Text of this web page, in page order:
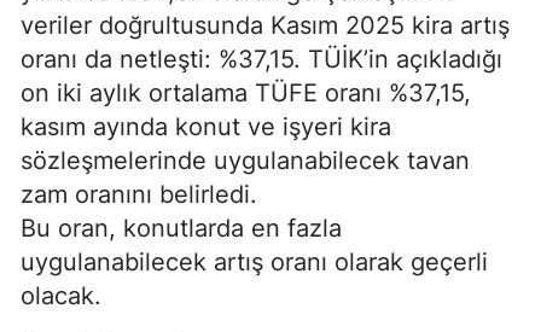
veriler doğrultusunda Kasım 2025 kira artış
oranı da netleşti: %37,15. TÜİK’in açıkladığı
on iki aylık ortalama TÜFE oranı %37,15,
kasım ayında konut ve işyeri kira
sözleşmelerinde uygulanabilecek tavan
zam oranını belirledi.
Bu oran, konutlarda en fazla
uygulanabilecek artış oranı olarak geçerli
olacak.